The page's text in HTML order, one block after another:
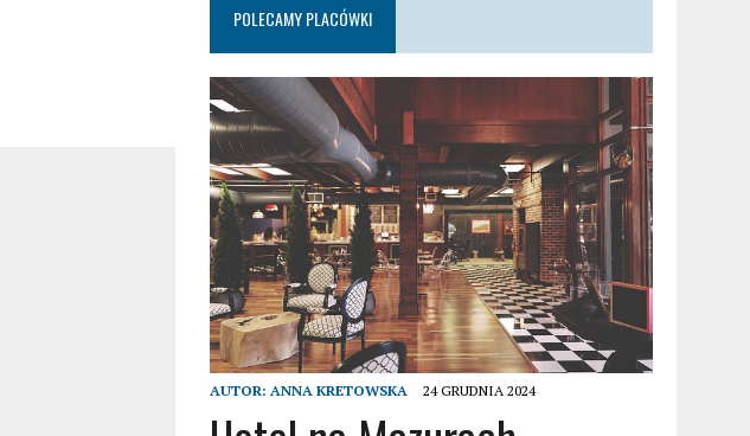
POLECAMY PLACÓWKI
AUTOR: ANNA KRETOWSKA 24 GRUDNIA 2024